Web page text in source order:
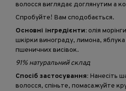
волосся виглядає доглянутим а
Спробуйте! Вам сподобається.
Основні інгредієнти: олія
шкірки винограду, лимона, яблука
пшеничних висівок.
91% натуральний склад
Спосіб застосування: Нанесіть
волосся, спіньте, помасажуйте